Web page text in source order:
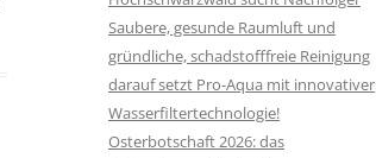
Saubere, gesunde Raumluft und
gründliche, schadstofffreie Reinigung
darauf setzt Pro-Aqua mit innovativer
Wasserfiltertechnologie!
Osterbotschaft 2026: das